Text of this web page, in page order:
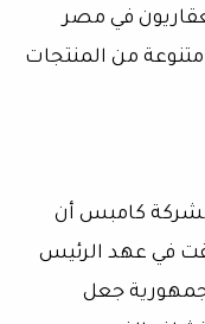
في مصر
باقة متنوعة من المنتجات
لشركة كامبس أن
في عهد الرئيس
جعل